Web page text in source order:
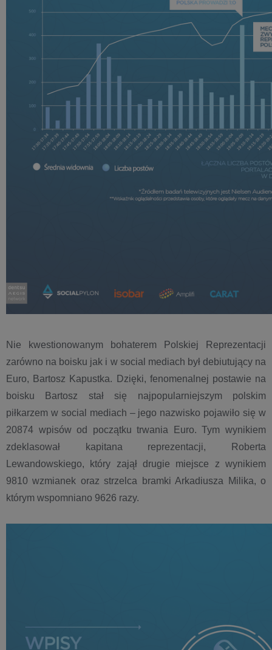
Nie kwestionowanym bohaterem Polskiej Reprezentacji
zarówno na boisku jak i w social mediach był debiutujący na
Euro, Bartosz Kapustka. Dzięki, fenomenalnej postawie na
boisku Bartosz stał się najpopularniejszym polskim
piłkarzem w social mediach – jego nazwisko pojawiło się w
20874 wpisów od początku trwania Euro. Tym wynikiem
zdeklasował kapitana reprezentacji, Roberta
Lewandowskiego, który zajął drugie miejsce z wynikiem
9810 wzmianek oraz strzelca bramki Arkadiusza Milika, o
którym wspomniano 9626 razy.